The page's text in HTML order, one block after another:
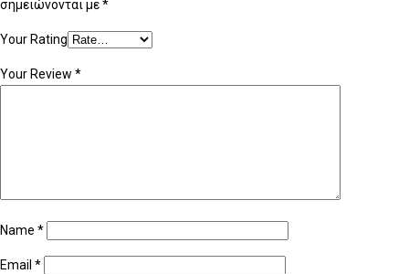
σημειώνονται με*
Your Rating
Your Review *
Name *
Email *